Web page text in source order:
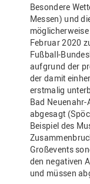
Besondere
Messen) und
Februar 2020
Fußball-
aufgrund der
der damit
erstmalig
Bad
abgesagt
Beispiel des
Großevents
den negativen
und müssen